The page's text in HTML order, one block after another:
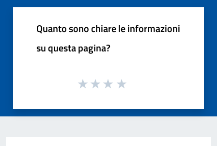
Quanto sono chiare le informazioni
su questa pagina?